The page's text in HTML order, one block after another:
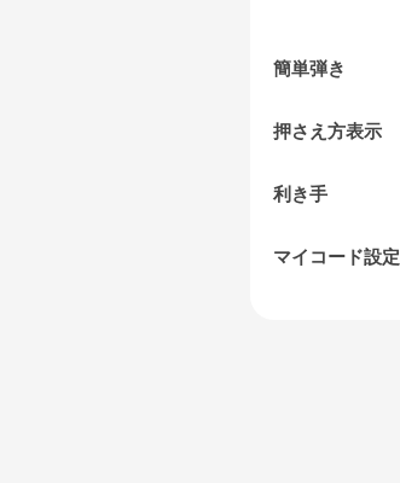
簡単弾き
押さえ方表示
利き手
マイコード設定